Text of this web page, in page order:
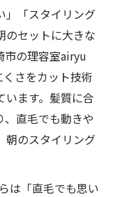
」「スタイリング
のセットに大きな
市の理容室airyu
さをカット技術
います。髪質に合
、直毛でも動きや
朝のスタイリング
は「直毛でも思い